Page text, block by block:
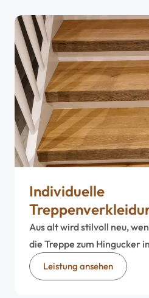
Individuelle
Aus alt wird stilvoll neu,
die Treppe zum Hingucker
Leistung ansehen